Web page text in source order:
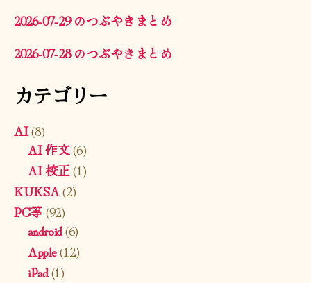
2026-07-29 のつぶやきまとめ
2026-07-28 のつぶやきまとめ
カテゴリー
AI(8)
AI 作文(6)
AI 校正(1)
KUKSA(2)
PC等(92)
android(6)
Apple(12)
iPad(1)